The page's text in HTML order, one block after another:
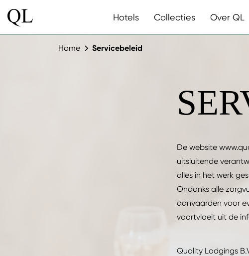
Hotels Collecties Over QL
Home Servicebeleid
De website
uitsluitende
alles in het werk
Ondanks alle
aanvaarden voor
voortvloeit uit de
Quality Lodgings